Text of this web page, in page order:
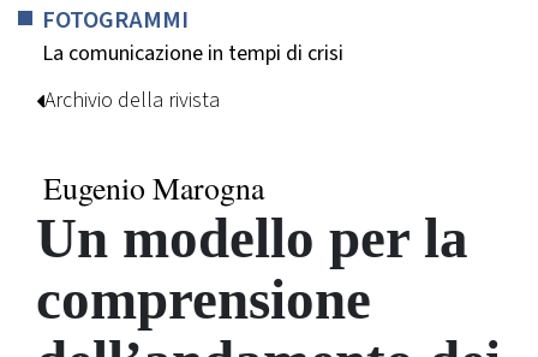
FOTOGRAMMI
La comunicazione in tempi di crisi
Archivio della rivista
Eugenio Marogna
Un modello per la
comprensione